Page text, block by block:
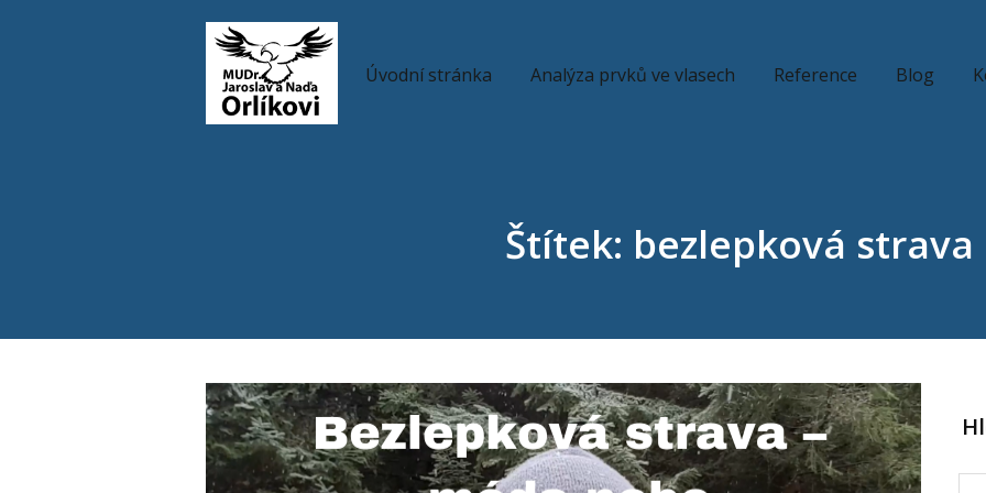
Úvodní stránka Analýza prvků ve vlasech Reference Blog
Štítek: bezlepková strava